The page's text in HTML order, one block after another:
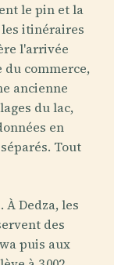
le pin et la
itinéraires
l'arrivée
du commerce,
ancienne
du lac,
en
Tout
Dedza, les
des
puis aux